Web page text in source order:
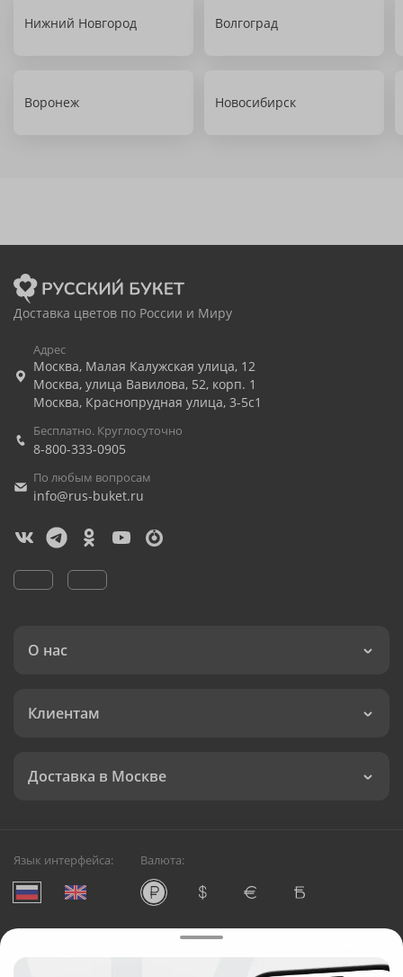
Нижний Новгород Волгоград
Воронеж Новосибирск
Доставка цветов по России и Миру
Адрес
Москва, Малая Калужская улица, 12
Москва, улица Вавилова, 52, корп. 1
Москва, Краснопрудная улица, 3-5с1
Бесплатно. Круглосуточно
8-800-333-0905
По любым вопросам
info@rus-buket.ru
О нас
Клиентам
Доставка в Москве
Язык интерфейса: Валюта:
Служба круглосуточной доставки цветов в Москве
Русский Букет, 2026